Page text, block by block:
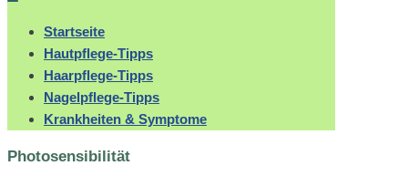
Startseite
Hautpflege-Tipps
Haarpflege-Tipps
Nagelpflege-Tipps
Krankheiten & Symptome
Photosensibilität